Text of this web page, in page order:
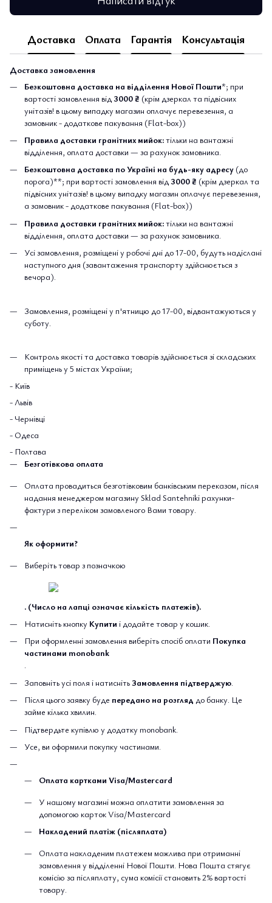
Доставка Оплата Гарантія Консультація
Доставка замовлення
Безкоштовна доставка на відділення Нової Пошти*; при
вартості замовлення від 3000 ₴ (крім дзеркал та підвісних
унітазів! в цьому випадку магазин оплачує перевезення, а
замовник - додаткове пакування (Flat-box))
Правила доставки гранітних мийок:тільки на вантажні
відділення, оплата доставки — за рахунок замовника.
Безкоштовна доставка по Україні на будь-яку адресу (до
порога)**; при вартості замовлення від3000 ₴ (крім дзеркал та
підвісних унітазів! в цьому випадку магазин оплачує перевезення,
а замовник - додаткове пакування (Flat-box))
Правила доставки гранітних мийок:тільки на вантажні
відділення, оплата доставки — за рахунок замовника.
Усі замовлення, розміщені у робочі дні до 17-00, будуть надіслані
наступного дня (завантаження транспорту здійснюється з
вечора).
Замовлення, розміщені у п'ятницю до 17-00, відвантажуються у
суботу.
Контроль якості та доставка товарів здійснюється зі складських
приміщень у 5 містах України;
- Київ
- Львів
- Чернівці
- Одеса
- Полтава
Безготівкова оплата
Оплата провадиться безготівковим банківським переказом, після
надання менеджером магазину Sklad Santehniki рахунки-
фактури з переліком замовленого Вами товару.
Як оформити?
Виберіть товар з позначкою
. (Число на лапці означає кількість платежів).
Натисніть кнопку Купити і додайте товар у кошик.
При оформленні замовлення виберіть спосіб оплати Покупка
частинами monobank
.
Заповніть усі поля і натисніть Замовлення підтверджую
Після цього заявку буде передано на розгляд до банку. Це
займе кілька хвилин.
Підтвердьте купівлю у додатку monobank.
Усе, ви оформили покупку частинами.
Оплата картками Visa/Mastercard
У нашому магазині можна оплатити замовлення за
допомогою карток Visa/Mastercard
Накладений платіж (післяплата)
Оплата накладеним платежем можлива при отриманні
замовлення у відділенні Нової Пошти. Нова Пошта стягує
комісію за післяплату, сума комісії становить 2% вартості
товару.